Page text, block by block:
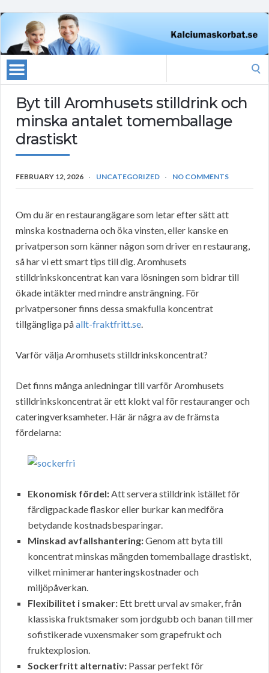
Byt till Aromhusets stilldrink och
minska antalet tomemballage
drastiskt
FEBRUARY 12, 2026 UNCATEGORIZED NO COMMENTS
Om du är en restaurangägare som letar efter sätt att
minska kostnaderna och öka vinsten, eller kanske en
privatperson som känner någon som driver en restaurang,
så har vi ett smart tips till dig. Aromhusets
stilldrinkskoncentrat kan vara lösningen som bidrar till
ökade intäkter med mindre ansträngning. För
privatpersoner finns dessa smakfulla koncentrat
tillgängliga påallt-fraktfritt.se.
Varför välja Aromhusets stilldrinkskoncentrat?
Det finns många anledningar till varför Aromhusets
stilldrinkskoncentrat är ett klokt val för restauranger och
cateringverksamheter. Här är några av de främsta
fördelarna:
Ekonomisk fördel:Att servera stilldrink istället för
färdigpackade flaskor eller burkar kan medföra
betydande kostnadsbesparingar.
Minskad avfallshantering:Genom att byta till
koncentrat minskas mängden tomemballage drastiskt,
vilket minimerar hanteringskostnader och
miljöpåverkan.
Flexibilitet i smaker: Ett brett urval av smaker, från
klassiska fruktsmaker som jordgubb och banan till mer
sofistikerade vuxensmaker som grapefrukt och
fruktexplosion.
Sockerfritt alternativ: Passar perfekt för